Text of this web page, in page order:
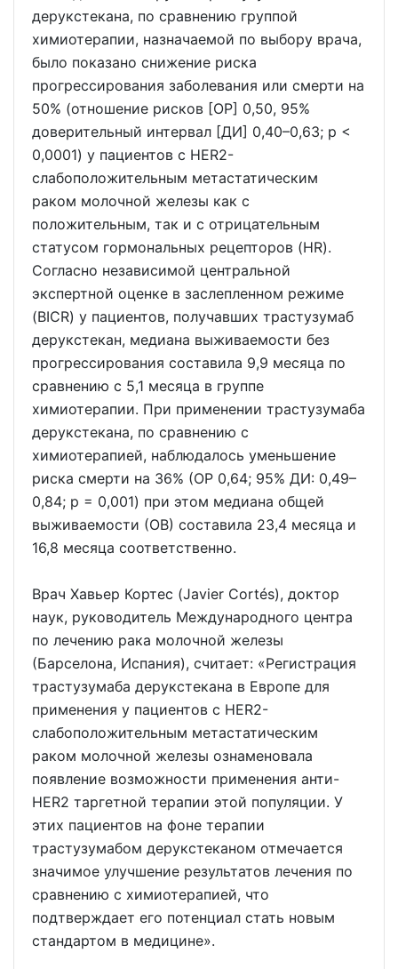
дерукстекана, по сравнению группой
химиотерапии, назначаемой по выбору врача,
было показано снижение риска
прогрессирования заболевания или смерти на
50% (отношение рисков [ОР] 0,50, 95%
доверительный интервал [ДИ] 0,40–0,63; p <
0,0001) у пациентов с HER2-
слабоположительным метастатическим
раком молочной железы как с
положительным, так и с отрицательным
статусом гормональных рецепторов (HR).
Согласно независимой центральной
экспертной оценке в заслепленном режиме
(BICR) у пациентов, получавших трастузумаб
дерукстекан, медиана выживаемости без
прогрессирования составила 9,9 месяца по
сравнению с 5,1 месяца в группе
химиотерапии. При применении трастузумаба
дерукстекана, по сравнению с
химиотерапией, наблюдалось уменьшение
риска смерти на 36% (ОР 0,64; 95% ДИ: 0,49–
0,84; p = 0,001) при этом медиана общей
выживаемости (ОВ) составила 23,4 месяца и
16,8 месяца соответственно.
Врач Хавьер Кортес (Javier Cortés), доктор
наук, руководитель Международного центра
по лечению рака молочной железы
(Барселона, Испания), считает: «Регистрация
трастузумаба дерукстекана в Европе для
применения у пациентов с HER2-
слабоположительным метастатическим
раком молочной железы ознаменовала
появление возможности применения анти-
HER2 таргетной терапии этой популяции. У
этих пациентов на фоне терапии
трастузумабом дерукстеканом отмечается
значимое улучшение результатов лечения по
сравнению с химиотерапией, что
подтверждает его потенциал стать новым
стандартом в медицине».